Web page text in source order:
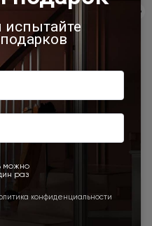
сторону от
МКАД\КАД
по тарифам нашего
заказе через запрос с
категориям: